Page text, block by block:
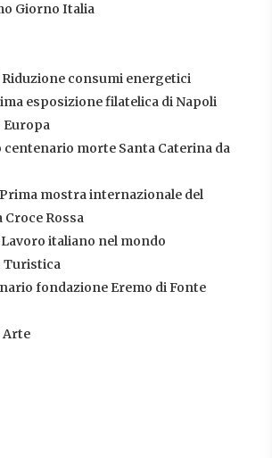
Giorno Italia
Riduzione consumi energetici
esposizione filatelica di Napoli
Europa
centenario morte Santa Caterina da
Prima mostra internazionale del
Rossa
Lavoro italiano nel mondo
Turistica
fondazione Eremo di Fonte
Arte